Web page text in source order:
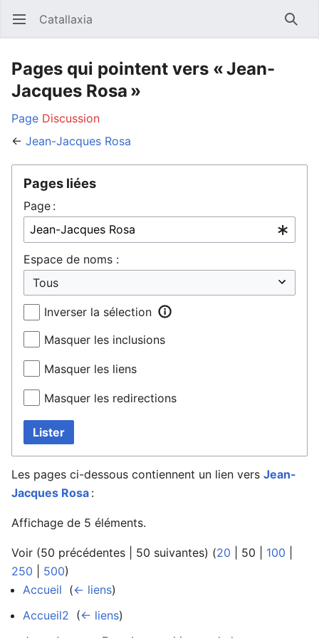
Ouvrir le menu principal Catallaxia
Pages qui pointent vers « Jean-
Jacques Rosa »
Page Discussion
← Jean-Jacques Rosa
Pages liées
Page :
Espace de noms :
Inverser la sélection
Masquer les inclusions
Masquer les liens
Masquer les redirections
Lister
Les pages ci-dessous contiennent un lien vers Jean-
Jacques Rosa :
Affichage de 5 éléments.
Voir (50 précédentes 50 suivantes) (20 50 100
250
500)
Accueil (← liens)
Accueil2 (← liens)